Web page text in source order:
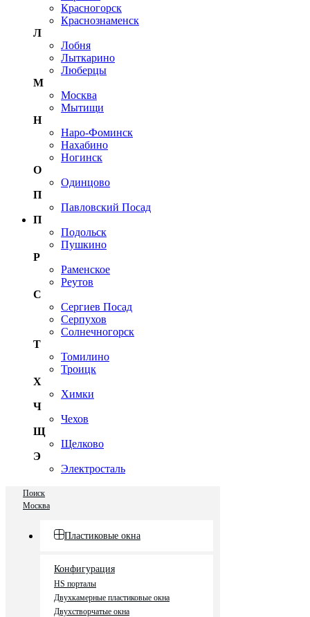
Красногорск
Краснознаменск
Л
Лобня
Лыткарино
Люберцы
М
Москва
Мытищи
Н
Наро-Фоминск
Нахабино
Ногинск
О
Одинцово
П
Павловский Посад
П
Подольск
Пушкино
Р
Раменское
Реутов
С
Сергиев Посад
Серпухов
Солнечногорск
Т
Томилино
Троицк
Х
Химки
Ч
Чехов
Щ
Щелково
Э
Электросталь
Поиск
Москва
Пластиковые окна
Конфигурация
HS порталы
Двухкамерные пластиковые окна
Двухстворчатые окна